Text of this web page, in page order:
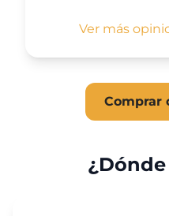
Ver más
Comprar